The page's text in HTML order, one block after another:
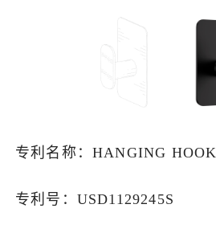
专利名称：HANGING HООK
专利号：USD1129245S